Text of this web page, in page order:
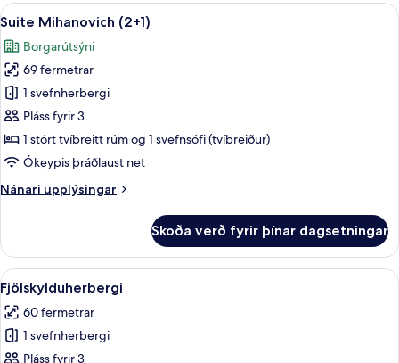
Skoða
allar
myndir
fyrir
Suite
Mihanovich
(2+1)
42-tommu snjallsjónvarp með
15
Suite Mihanovich (2+1)
Borgarútsýni
69 fermetrar
1 svefnherbergi
Pláss fyrir 3
1 stórt tvíbreitt rúm og 1 svefnsófi (tvíbreiður)
Ókeypis þráðlaust net
Nánari upplýsingar
Nánari
Mihanovich
(2+1)
Skoða verð fyrir þínar dagsetningar
Skoða
allar
myndir
fyrir
Míníbar, öryggishólf í herbergi,
8
Fjölskylduherbergi
60 fermetrar
1 svefnherbergi
Pláss fyrir 3